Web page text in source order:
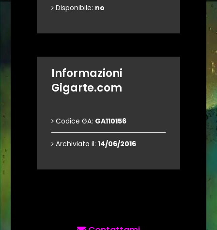
Disponibile: no
Informazioni
Gigarte.com
Codice GA: GA110156
Archiviata il: 14/06/2016